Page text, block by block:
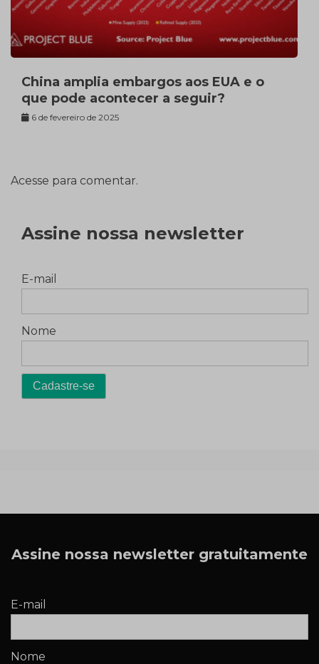
China amplia embargos aos EUA e o
que pode acontecer a seguir?
6 de fevereiro de 2025
Acesse para comentar.
Assine nossa newsletter
E-mail
Nome
Assine nossa newsletter gratuitamente
E-mail
Nome